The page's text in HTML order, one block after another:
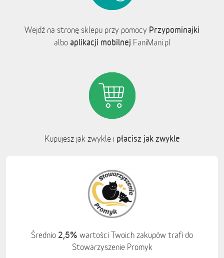
Wejdź na stronę sklepu przy pomocy Przypominajki
albo aplikacji mobilnej FaniMani.pl
Kupujesz jak zwykle i płacisz jak zwykle
Średnio 2,5% wartości Twoich zakupów trafi do
Stowarzyszenie Promyk